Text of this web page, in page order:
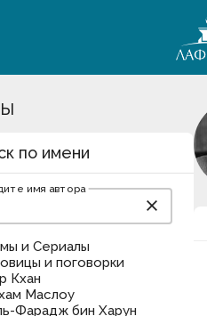
по имени
имя автора
close
и Сериалы
и поговорки
Кхан
Маслоу
Фарадж бин Харун